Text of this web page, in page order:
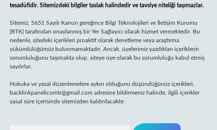
tesadüfidir. Sitemizdeki bilgiler taslak halindedir ve tavsiye niteliği taşımazlar.
Sitemiz, 5651 Sayılı Kanun gereğince Bilgi Teknolojileri ve İletişim Kurumu
(BTK) tarafından onaylanmış bir Yer Sağlayıcı olarak hizmet vermektedir. Bu
nedenle, sitedeki içerikleri proaktif olarak denetleme veya araştırma
yükümlülüğümüz bulunmamaktadır. Ancak, üyelerimiz yazdıkları içeriklerin
sorumluluğunu taşımakta olup, siteye üye olarak bu sorumluluğu kabul etmiş
sayılırlar.
Hukuka ve yasal düzenlemelere aykırı olduğunu düşündüğünüz içerikleri,
backlinkpanelicomtr@gmail.com adresine bildirmeniz halinde, ilgili içerikler
yasal süre içerisinde sitemizden kaldırılacaktır.